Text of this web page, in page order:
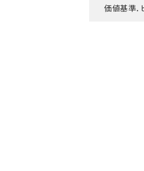
価値基準．